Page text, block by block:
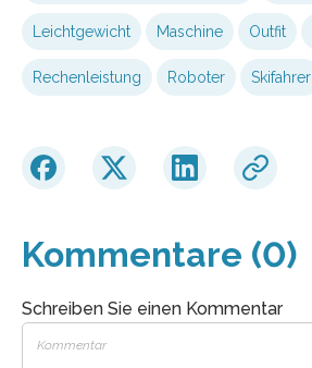
Leichtgewicht Maschine Outfit
Rechenleistung Roboter Skifahrer
Kommentare (0)
Schreiben Sie einen Kommentar